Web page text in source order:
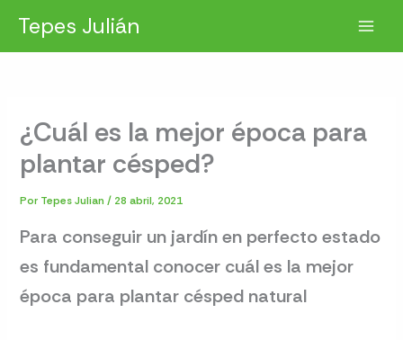
contenido
Tepes Julián
¿Cuál es la mejor época para
plantar césped?
Por Tepes Julian/ 28 abril, 2021
Para conseguir un jardín en perfecto estado
es fundamental conocer cuál es la mejor
época para plantar césped natural